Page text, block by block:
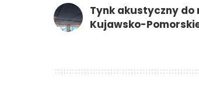
Tynk akustyczny do
Kujawsko-